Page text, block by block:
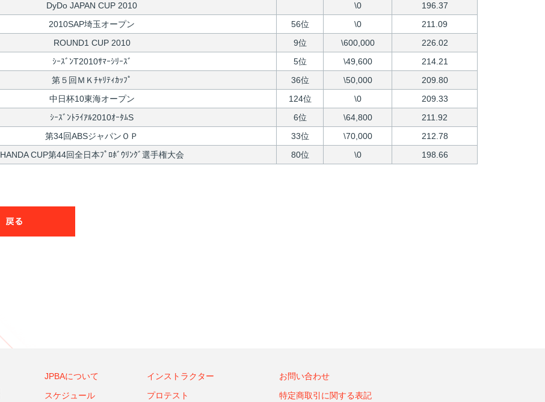
DyDo JAPAN CUP 2010 \0
196.37
2010SAP埼玉オープン 56位 \0
211.09
ROUND1 CUP 2010 9位 \600,000
226.02
ｼｰｽﾞﾝT2010ｻﾏｰｼﾘｰｽﾞ 5位 \49,600
214.21
第５回ＭＫﾁｬﾘﾃｨｶｯﾌﾟ 36位 \50,000
209.80
中日杯10東海オープン 124位 \0
209.33
ｼｰｽﾞﾝﾄﾗｲｱﾙ2010ｵｰﾀﾑS 6位 \64,800
211.92
第34回ABSジャパンＯＰ 33位 \70,000
212.78
HANDA CUP第44回全日本ﾌﾟﾛﾎﾞｳﾘﾝｸﾞ選手権大会 80位 \0 198.66
JPBAについて
スケジュール
インストラクター
プロテスト
お問い合わせ
特定商取引に関する表記